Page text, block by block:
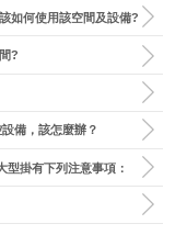
如何使用該空間及設備?
?
備，該怎麼辦？
型掛有下列注意事項：